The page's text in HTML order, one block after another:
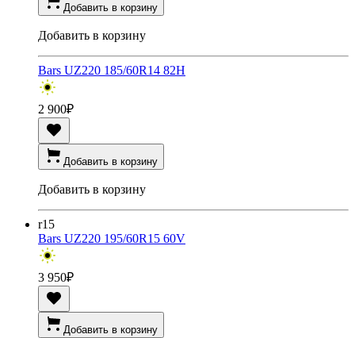
Добавить в корзину
Добавить в корзину
Bars UZ220 185/60R14 82H
2 900₽
Добавить в корзину
Добавить в корзину
r15
Bars UZ220 195/60R15 60V
3 950₽
Добавить в корзину